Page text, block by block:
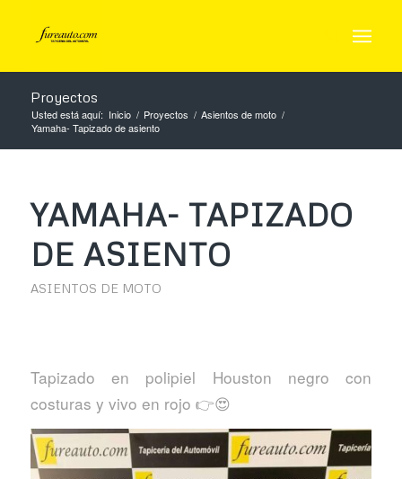
Proyectos
Usted está aquí: Inicio / Proyectos / Asientos de moto /
Yamaha- Tapizado de asiento
YAMAHA- TAPIZADO
DE ASIENTO
ASIENTOS DE MOTO
Tapizado en polipiel Houston negro con
costuras y vivo en rojo 👉😍